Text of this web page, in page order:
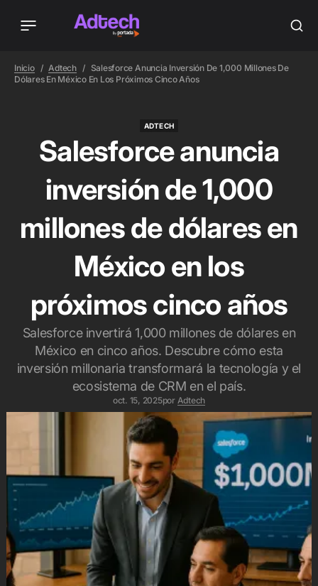
Inicio Adtech
Salesforce Anuncia Inversión De 1,000 Millones De
Dólares En México En Los Próximos Cinco Años
ADTECH
Salesforce anuncia
inversión de 1,000
millones de dólares en
México en los
próximos cinco años
Salesforce invertirá 1,000 millones de dólares en
México en cinco años. Descubre cómo esta
inversión millonaria transformará la tecnología y el
ecosistema de CRM en el país.
oct. 15, 2025por Adtech